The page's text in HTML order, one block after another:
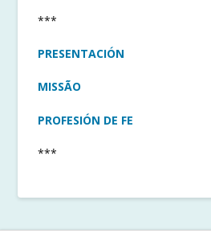
***
PRESENTACIÓN
MISSÃO
PROFESIÓN DE FE
***